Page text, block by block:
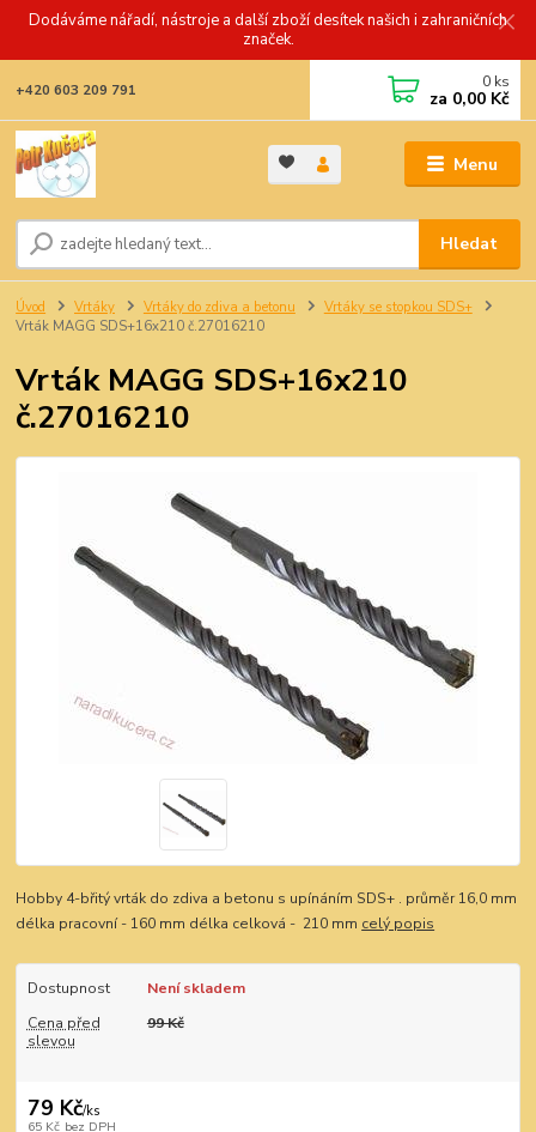
Dodáváme nářadí, nástroje a další zboží desítek našich i zahraničních
značek.
Menu
Hledat
+420 603 209 791 0 ks
za 0,00 Kč
Úvod Vrtáky Vrtáky do zdiva a betonu
Vrtáky se stopkou SDS+
Vrták MAGG SDS+16x210 č.27016210
Vrták MAGG SDS+16x210
č.27016210
Hobby 4-břitý vrták do zdiva a betonu s upínáním SDS+ . průměr 16,0 mm
délka pracovní - 160 mm délka celková - 210 mm celý popis
Dostupnost
Není skladem
Cena před
slevou
99 Kč
79 Kč/ks
65 Kč bez DPH